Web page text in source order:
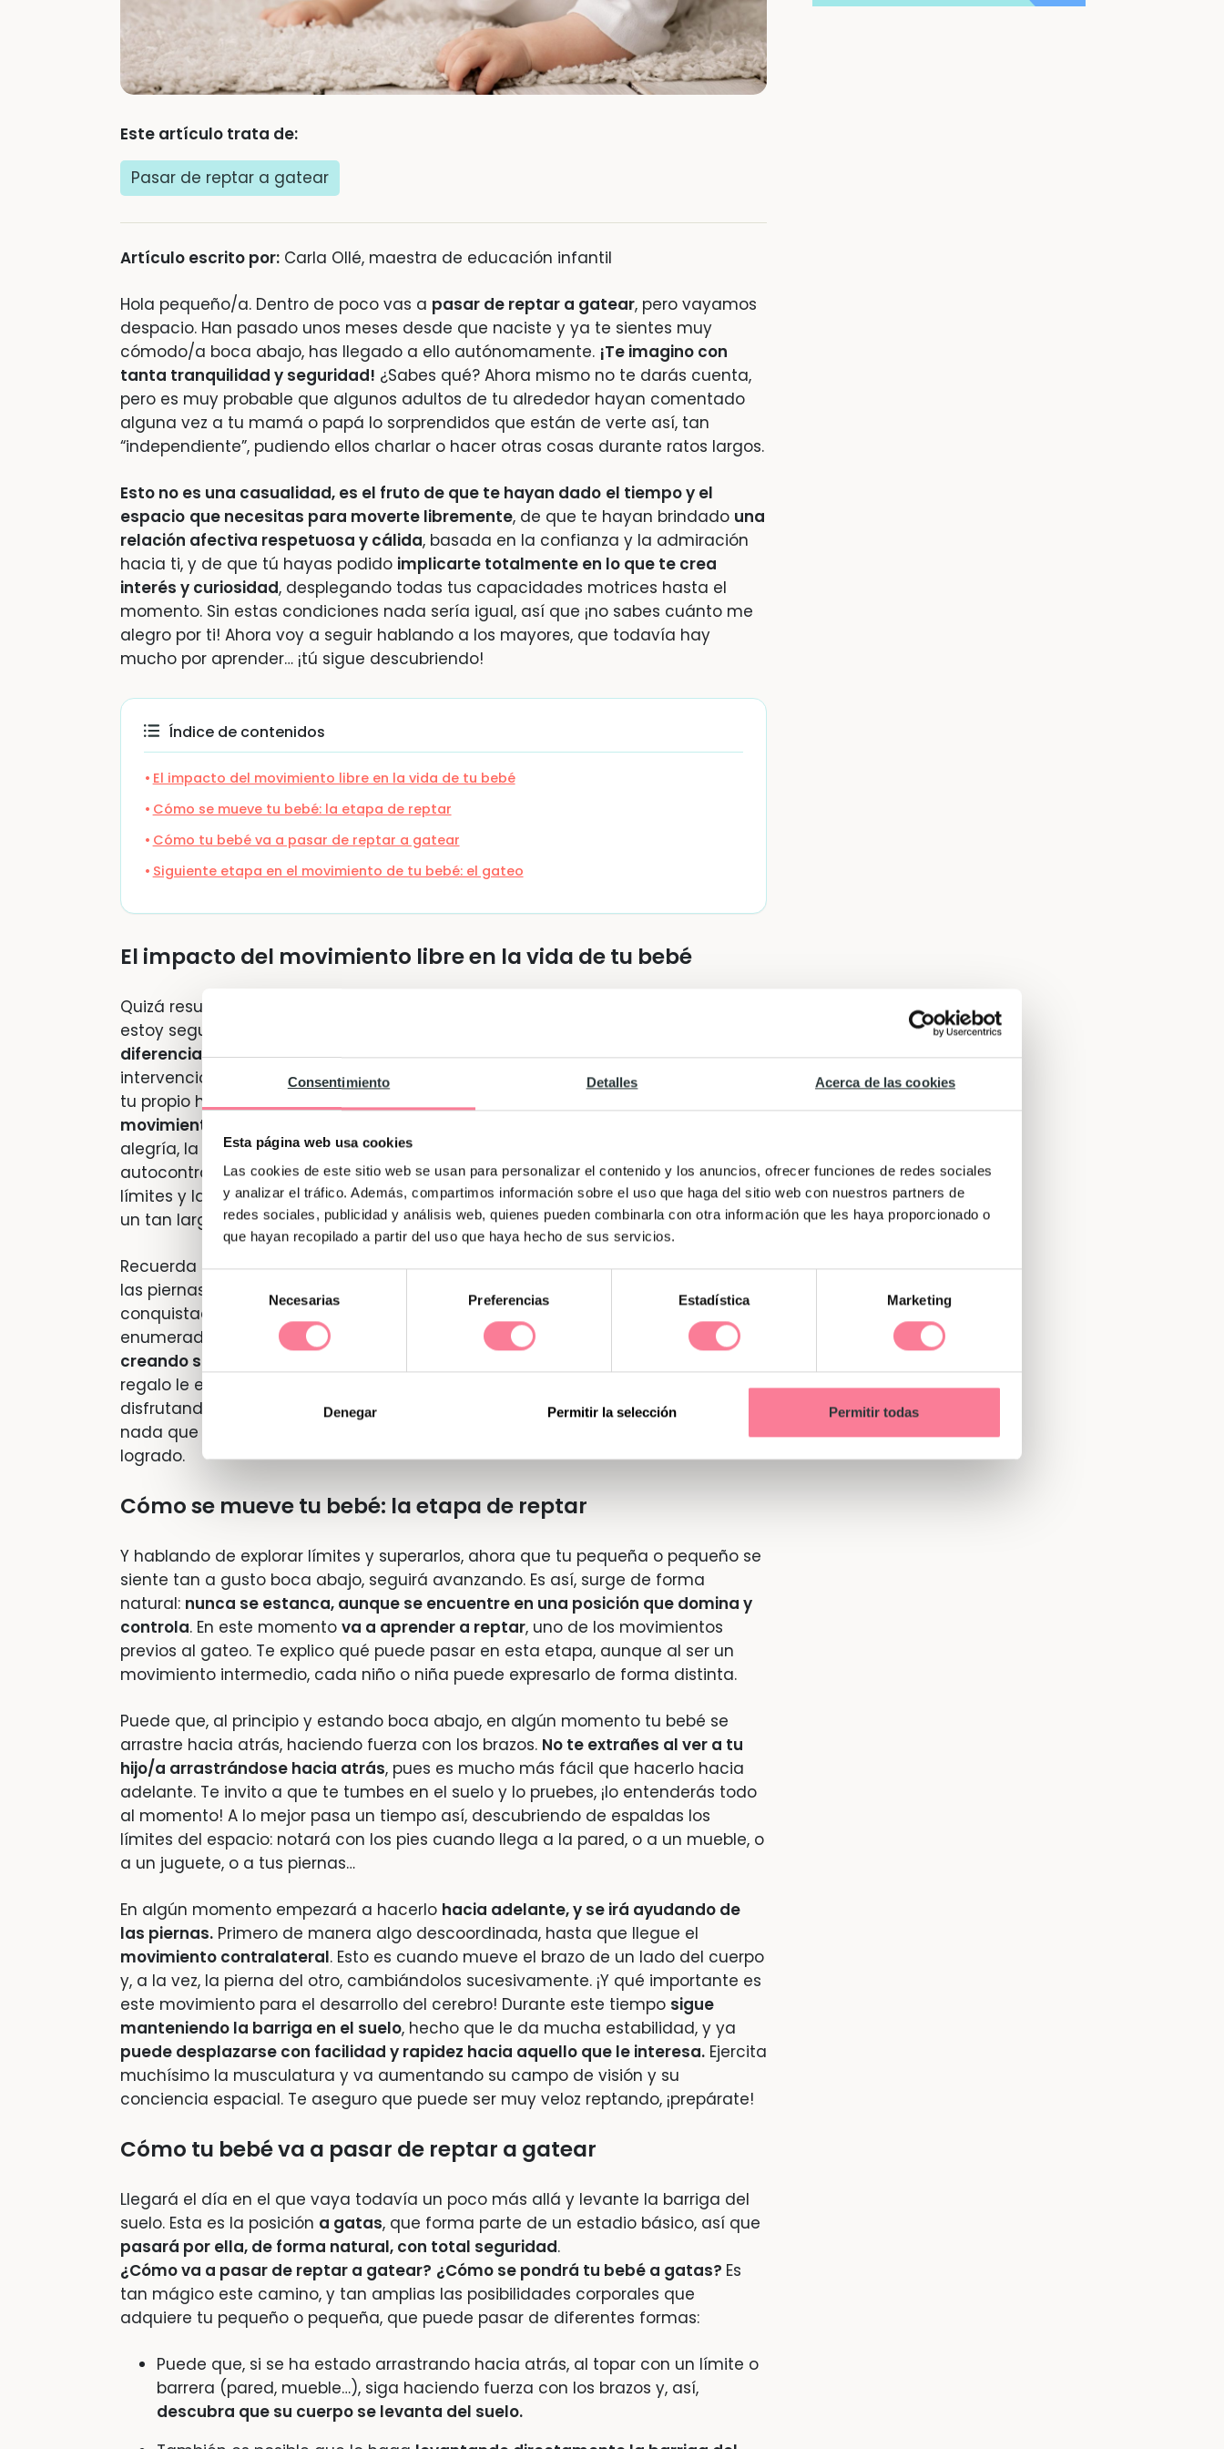
Consentimiento Detalles Acerca de las cookies
Esta página web usa cookies
Las cookies de este sitio web se usan para personalizar el contenido y los anuncios, ofrecer funciones de redes sociales
y analizar el tráfico. Además, compartimos información sobre el uso que haga del sitio web con nuestros partners de
redes sociales, publicidad y análisis web, quienes pueden combinarla con otra información que les haya proporcionado o
que hayan recopilado a partir del uso que haya hecho de sus servicios.
de
consentimiento
Necesarias Preferencias Estadística Marketing
Denegar Permitir la selección Permitir todas
Este artículo trata de:
Pasar de reptar a gatear
Artículo escrito por: Carla Ollé, maestra de educación infantil
Hola pequeño/a. Dentro de poco vas a pasar de reptar a gatear, pero vayamos
despacio. Han pasado unos meses desde que naciste y ya te sientes muy
cómodo/a boca abajo, has llegado a ello autónomamente. ¡Te imagino con
tanta tranquilidad y seguridad! ¿Sabes qué? Ahora mismo no te darás cuenta,
pero es muy probable que algunos adultos de tu alrededor hayan comentado
alguna vez a tu mamá o papá lo sorprendidos que están de verte así, tan
“independiente”, pudiendo ellos charlar o hacer otras cosas durante ratos largos.
Esto no es una casualidad, es el fruto de que te hayan dado el tiempo y el
espacio que necesitas para moverte libremente, de que te hayan brindado una
relación afectiva respetuosa y cálida, basada en la confianza y la admiración
hacia ti, y de que tú hayas podido implicarte totalmente en lo que te crea
interés y curiosidad, desplegando todas tus capacidades motrices hasta el
momento. Sin estas condiciones nada sería igual, así que ¡no sabes cuánto me
alegro por ti! Ahora voy a seguir hablando a los mayores, que todavía hay
mucho por aprender… ¡tú sigue descubriendo!
Índice de contenidos
El impacto del movimiento libre en la vida de tu bebé
Cómo se mueve tu bebé: la etapa de reptar
Cómo tu bebé va a pasar de reptar a gatear
Siguiente etapa en el movimiento de tu bebé: el gateo
El impacto del movimiento libre en la vida de tu bebé
Quizá resuene en ti de algún modo esto que he querido decir a tu bebé, y es que
estoy segura de que, a estas alturas, ya te has dado cuenta de la
diferenciaque hay entre una experiencia intervencionista y una de no
intervencionista en el desarrollo motriz del niño o la niña. Ahora ya puedes ver, en
tu propio hijo/a, elimpacto a nivel emocional y psicológico que también tiene el
movimiento libre
alegría, la coordinación, la concentración, la atención, el interés, la prudencia, el
autocontrol, la implicación, el autoaprendizaje, la exploración de los propios
límites y la superación de los mismos, el autoconocimiento, la autorregulación, ¡y
un tan largo etcétera!
Recuerda aquellos primeros momentos en los que tan solo movía los brazos y
las piernas,
siempre estando boca arriba
. Desde entonces hasta ahora ha
conquistado muchísimos descubrimientos, y todas las palabras que te he
enumerado en esta larga lista han formado parte de ello.
Todo esto ya está
creando su personalidad, hoy mismo, e irá con él/ella para siempre
regalo le estás dando, ¿verdad? Y qué gran regalo te estás dando a ti,
disfrutando y admirando su proceso. Sin preocuparte, en ningún momento, por
nada que no haya llegado todavía, y emocionándote por todo lo que sí ha
logrado.
Cómo se mueve tu bebé: la etapa de reptar
Y hablando de explorar límites y superarlos, ahora que tu pequeña o pequeño se
siente tan a gusto boca abajo, seguirá avanzando. Es así, surge de forma
natural: nunca se estanca, aunque se encuentre en una posición que domina y
controla. En este momento va a aprender a reptar, uno de los movimientos
previos al gateo. Te explico qué puede pasar en esta etapa, aunque al ser un
movimiento intermedio, cada niño o niña puede expresarlo de forma distinta.
Puede que, al principio y estando boca abajo, en algún momento tu bebé se
arrastre hacia atrás, haciendo fuerza con los brazos. No te extrañes al ver a tu
hijo/a arrastrándose hacia atrás, pues es mucho más fácil que hacerlo hacia
adelante. Te invito a que te tumbes en el suelo y lo pruebes, ¡lo entenderás todo
al momento! A lo mejor pasa un tiempo así, descubriendo de espaldas los
límites del espacio: notará con los pies cuando llega a la pared, o a un mueble, o
a un juguete, o a tus piernas…
En algún momento empezará a hacerlo hacia adelante, y se irá ayudando de
las piernas. Primero de manera algo descoordinada, hasta que llegue el
movimiento contralateral. Esto es cuando mueve el brazo de un lado del cuerpo
y, a la vez, la pierna del otro, cambiándolos sucesivamente. ¡Y qué importante es
este movimiento para el desarrollo del cerebro! Durante este tiempo sigue
manteniendo la barriga en el suelo, hecho que le da mucha estabilidad, y ya
puede desplazarse con facilidad y rapidez hacia aquello que le interesa. Ejercita
muchísimo la musculatura y va aumentando su campo de visión y su
conciencia espacial. Te aseguro que puede ser muy veloz reptando, ¡prepárate!
Cómo tu bebé va a pasar de reptar a gatear
Llegará el día en el que vaya todavía un poco más allá y levante la barriga del
suelo. Esta es la posición a gatas, que forma parte de un estadio básico, así que
pasará por ella, de forma natural, con total seguridad.
¿Cómo va a pasar de reptar a gatear? ¿Cómo se pondrá tu bebé a gatas? Es
tan mágico este camino, y tan amplias las posibilidades corporales que
adquiere tu pequeño o pequeña, que puede pasar de diferentes formas:
Puede que, si se ha estado arrastrando hacia atrás, al topar con un límite o
barrera (pared, mueble…), siga haciendo fuerza con los brazos y, así,
descubra que su cuerpo se levanta del suelo.